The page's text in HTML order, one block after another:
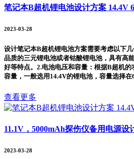
笔记本B超机锂电池设计方案 14.4V
2023-03-28
设计笔记本B超机锂电池方案需要考虑以下
品质的三元锂电池或者钴酸锂电池，具有高
好等特点。2.电池电压和容量：根据B超机
容量，一般选用14.4V的锂电池，容量选择在
查看更多
11.1V，5000mAh探伤仪备用电源设
2023-03-28